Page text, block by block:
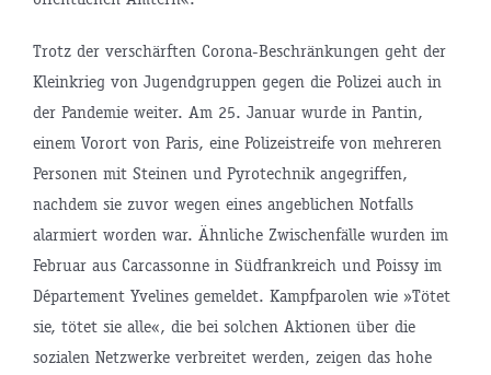
Trotz der verschärften Corona-Beschränkungen geht der
Kleinkrieg von Jugendgruppen gegen die Polizei auch in
der Pandemie weiter. Am 25. Januar wurde in Pantin,
einem Vorort von Paris, eine Polizeistreife von mehreren
Personen mit Steinen und Pyrotechnik angegriffen,
nachdem sie zuvor wegen eines angeblichen Notfalls
alarmiert worden war. Ähnliche Zwischenfälle wurden im
Februar aus Carcassonne in Südfrankreich und Poissy im
Département Yvelines gemeldet. Kampfparolen wie »Tötet
sie, tötet sie alle«, die bei solchen Aktionen über die
sozialen Netzwerke verbreitet werden, zeigen das hohe